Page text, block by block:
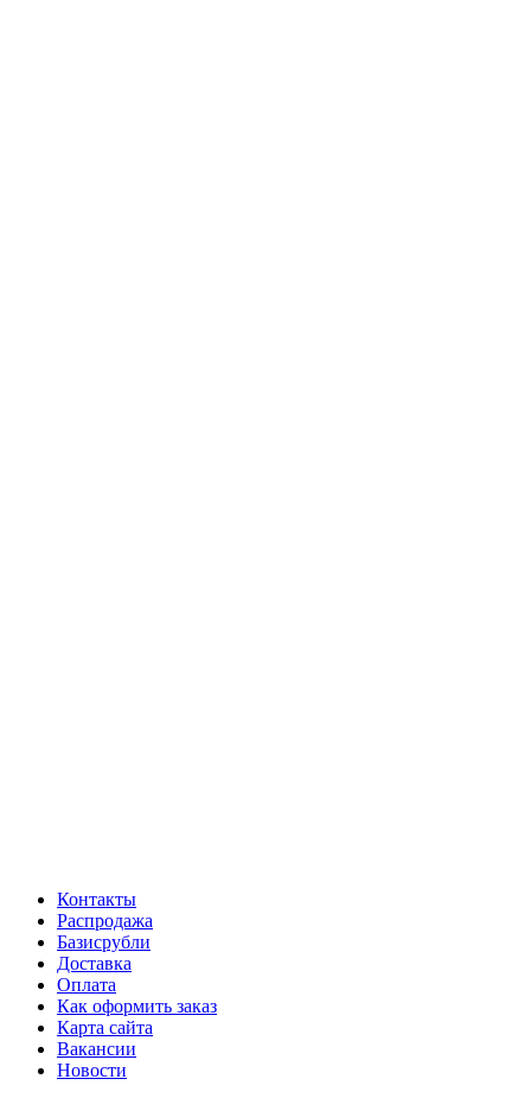
Контакты
Распродажа
Базисрубли
Доставка
Оплата
Как оформить заказ
Карта сайта
Вакансии
Новости